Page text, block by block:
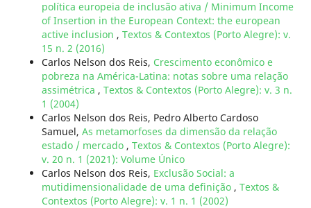
política europeia de inclusão ativa / Minimum Income
of Insertion in the European Context: the european
active inclusion , Textos & Contextos (Porto Alegre): v.
15 n. 2 (2016)
Carlos Nelson dos Reis, Crescimento econômico e
pobreza na América-Latina: notas sobre uma relação
assimétrica , Textos & Contextos (Porto Alegre): v. 3 n.
1 (2004)
Carlos Nelson dos Reis, Pedro Alberto Cardoso
Samuel, As metamorfoses da dimensão da relação
estado / mercado , Textos & Contextos (Porto Alegre):
v. 20 n. 1 (2021): Volume Único
Carlos Nelson dos Reis, Exclusão Social: a
mutidimensionalidade de uma definição , Textos &
Contextos (Porto Alegre): v. 1 n. 1 (2002)